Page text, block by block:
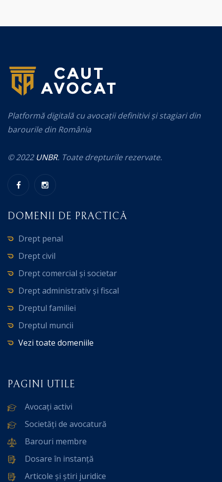
Platformă digitală cu avocații definitivi și stagiari din
barourile din România
© 2022 UNBR. Toate drepturile rezervate.
DOMENII DE PRACTICĂ
Drept penal
Drept civil
Drept comercial și societar
Drept administrativ și fiscal
Dreptul familiei
Dreptul muncii
Vezi toate domeniile
PAGINI UTILE
Avocați activi
Societăți de avocatură
Barouri membre
Dosare în instanță
Articole și știri juridice